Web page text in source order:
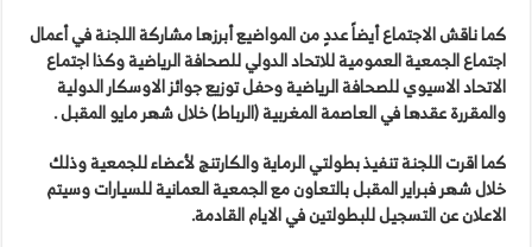
كما ناقش الاجتماع أيضاً عددٍ من المواضيع أبرزها مشاركة اللجنة في أعمال
اجتماع الجمعية العمومية للاتحاد الدولي للصحافة الرياضية وكذا اجتماع
الاتحاد الاسيوي للصحافة الرياضية وحفل توزيع جوائز الاوسكار الدولية
والمقررة عقدها في العاصمة المغربية (الرباط) خلال شهر مايو المقبل .
كما اقرت اللجنة تنفيذ بطولتي الرماية والكارتنج لأعضاء للجمعية وذلك
خلال شهر فبراير المقبل بالتعاون مع الجمعية العمانية للسيارات وسيتم
الاعلان عن التسجيل للبطولتين في الايام القادمة.